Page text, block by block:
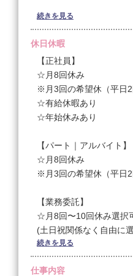
延長）
3ヶ月目～６ヶ月
◆フルタイム勤務:22.25
◆早番遅番制勤務:21万
７か月目以降～
◆フルタイム勤務:23.25
◆早番遅番制勤務:22.5千
＜試用期間あり＞ 1ヶ月
【経験者パート・アルバ
◎最低保証時給3ヶ月
・売上50万円以上 46％
・売上60万円以上 47％
◎土日固定休み（月〜金
勤務
最低保障給 6ヶ月間 23万
【業務委託】
10:00〜20:00
続きを見る
休日休暇
【正社員】
☆月8回休み
※月3回の希望休（平日2
☆有給休暇あり
☆年始休みあり
【パート｜アルバイト】
☆月8回休み
※月3回の希望休（平日2
【業務委託】
☆月8回〜10回休み選択
(土日祝関係なく自由に
整必須)
続きを見る
仕事内容